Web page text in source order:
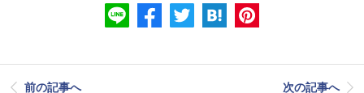
前の記事へ 次の記事へ